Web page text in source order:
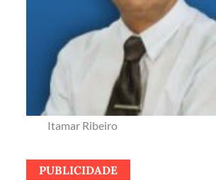
Itamar Ribeiro
PUBLICIDADE